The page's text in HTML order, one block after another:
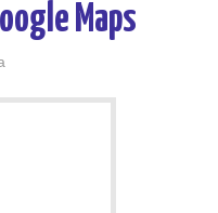
Maps